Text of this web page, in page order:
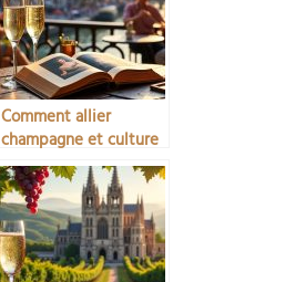
Comment allier
champagne et culture
lors d’un séjour